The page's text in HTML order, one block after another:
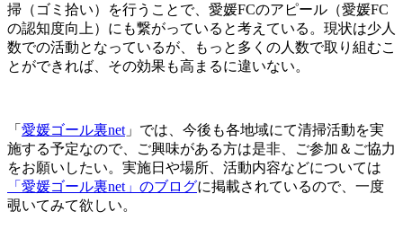
掃（ゴミ拾い）を行うことで、愛媛FCのアピール（愛媛FC
の認知度向上）にも繋がっていると考えている。現状は少人
数での活動となっているが、もっと多くの人数で取り組むこ
とができれば、その効果も高まるに違いない。
「 愛媛ゴール裏net 」では、今後も各地域にて清掃活動を実
施する予定なので、ご興味がある方は是非、ご参加＆ご協力
をお願いしたい。実施日や場所、活動内容などについては
「愛媛ゴール裏net」のブログに掲載されているので、一度
覗いてみて欲しい。